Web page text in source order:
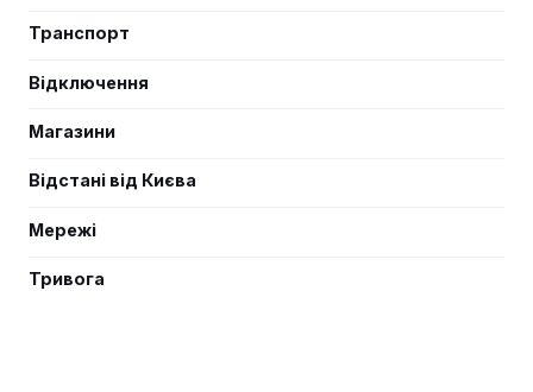
Транспорт
Відключення
Магазини
Відстані від Києва
Мережі
Тривога